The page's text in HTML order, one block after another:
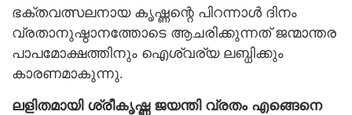
ഭക്തവത്സലനായ കൃഷ്ണന്റെ പിറന്നാൾ ദിനം
വ്രതാനുഷ്ഠാനത്തോടെ ആചരിക്കുന്നത് ജന്മാന്തര
പാപമോക്ഷത്തിനും ഐശ്വര്യ ലബ്ധിക്കും
കാരണമാകുന്നു.
ലളിതമായി ശ്രീകൃഷ്ണ ജയന്തി വ്രതം എങ്ങെനെ